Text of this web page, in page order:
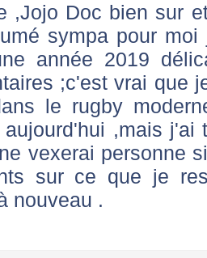
,Jojo Doc bien sur
sympa pour
année 2019
;c'est vrai que
le rugby
aujourd'hui ,mais j'ai
vexerai personne
sur ce que je
nouveau .